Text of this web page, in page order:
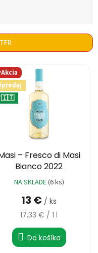
– Fresco di Masi
Bianco 2022
NA SKLADE(6 ks)
13 € / ks
Jednotková
17,33 € / 1 l
Do košíka